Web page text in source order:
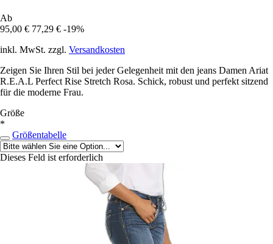
Ab
95,00 € 77,29 € -19%
inkl. MwSt. zzgl. Versandkosten
Zeigen Sie Ihren Stil bei jeder Gelegenheit mit den jeans Damen Ariat
R.E.A.L Perfect Rise Stretch Rosa. Schick, robust und perfekt sitzend
für die moderne Frau.
Größe
*
Größentabelle
Dieses Feld ist erforderlich